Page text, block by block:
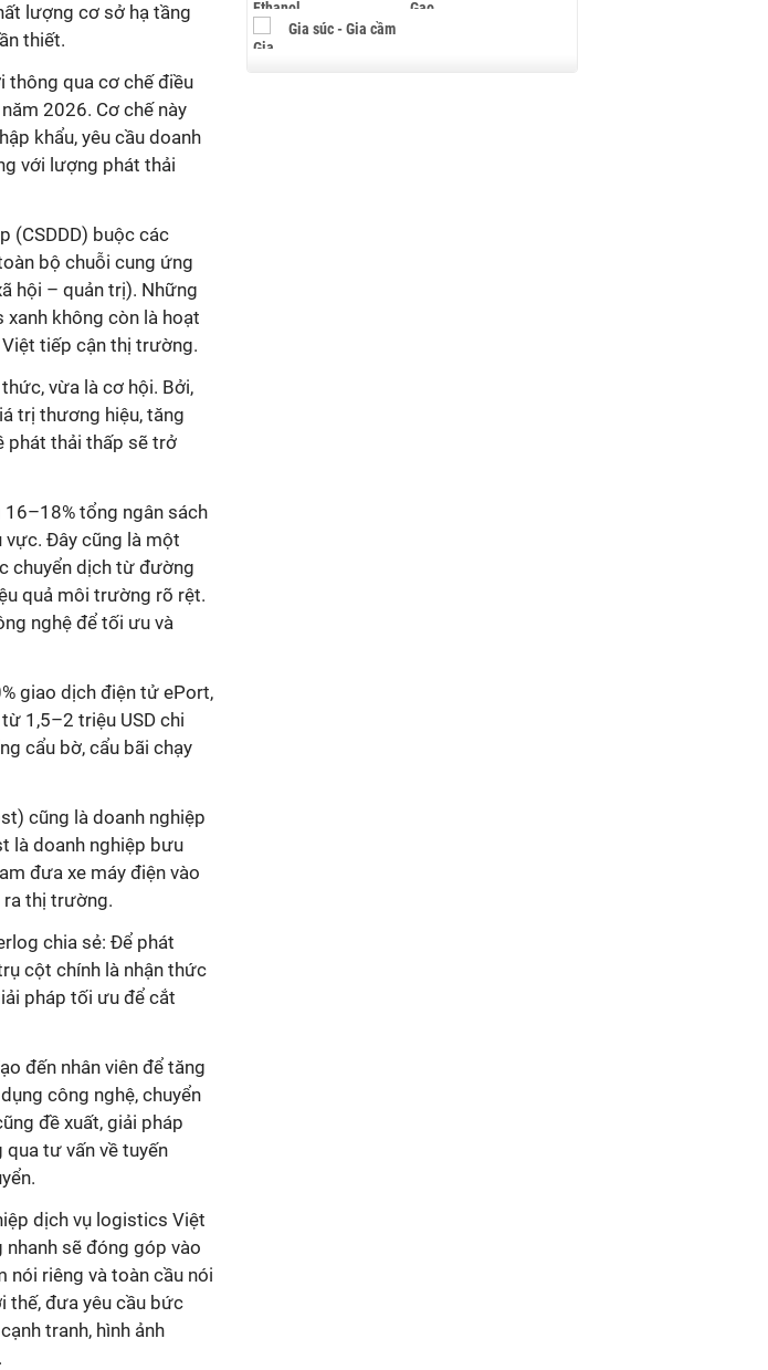
lượng cơ sở hạ tầng
thiết.
thông qua cơ chế điều
2026. Cơ chế này
khẩu, yêu cầu doanh
với lượng phát thải
(CSDDD) buộc các
bộ chuỗi cung ứng
hội – quản trị). Những
không còn là hoạt
tiếp cận thị trường.
vừa là cơ hội. Bởi,
trị thương hiệu, tăng
phát thải thấp sẽ trở
tổng ngân sách
vực. Đây cũng là một
chuyển dịch từ đường
quả môi trường rõ rệt.
nghệ để tối ưu và
giao dịch điện tử ePort,
1,5–2 triệu USD chi
cẩu bờ, cẩu bãi chạy
cũng là doanh nghiệp
là doanh nghiệp bưu
đưa xe máy điện vào
thị trường.
chia sẻ: Để phát
cột chính là nhận thức
pháp tối ưu để cắt
đến nhân viên để tăng
công nghệ, chuyển
đề xuất, giải pháp
tư vấn về tuyến
dịch vụ logistics Việt
sẽ đóng góp vào
nói riêng và toàn cầu nói
thế, đưa yêu cầu bức
tranh, hình ảnh
Gia súc - Gia cầm